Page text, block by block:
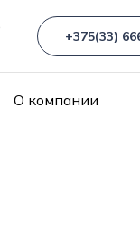
+375(33)
О компании